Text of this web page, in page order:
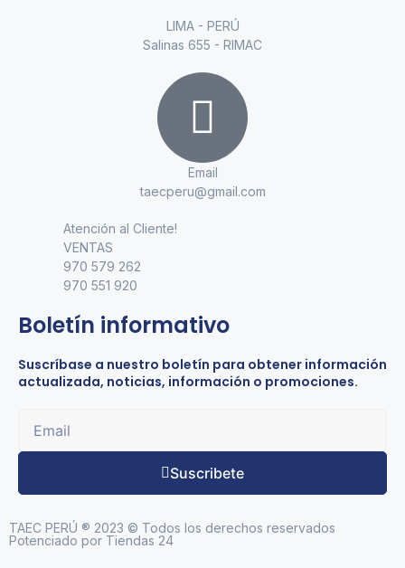
LIMA - PERÚ
Salinas 655 - RIMAC
Email
taecperu@gmail.com
Atención al Cliente!
VENTAS
970 579 262
970 551 920
Boletín informativo
Suscríbase a nuestro boletín para obtener información
actualizada, noticias, información o promociones.
Suscribete
TAEC PERÚ ® 2023 © Todos los derechos reservados
Potenciado por Tiendas 24